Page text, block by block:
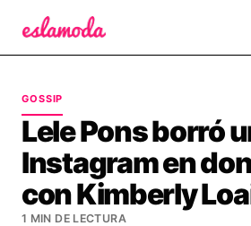
GOSSIP
Lele Pons borró
Instagram en
con Kimberly
1 MIN DE LECTURA